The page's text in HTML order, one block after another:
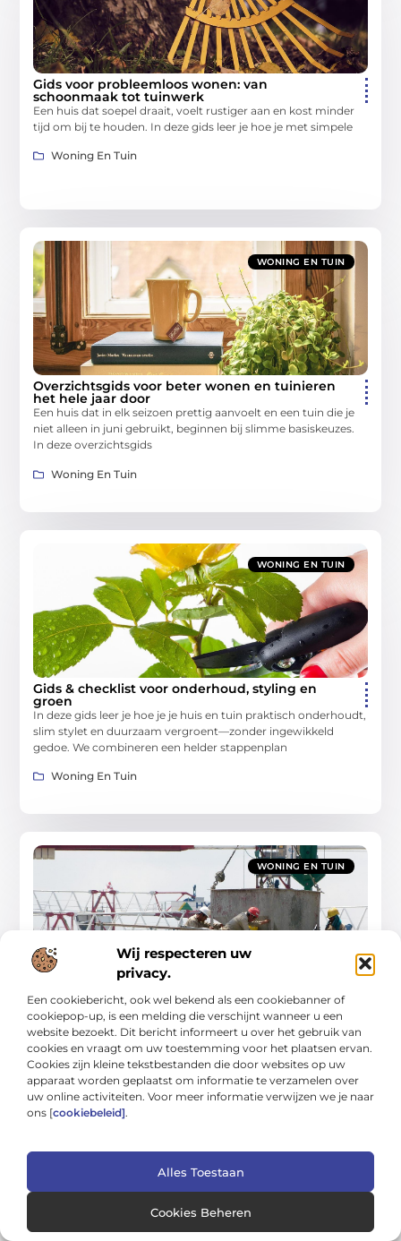
Wij respecteren uw
privacy.
Een cookiebericht, ook wel bekend als een cookiebanner of
cookiepop-up, is een melding die verschijnt wanneer u een
website bezoekt. Dit bericht informeert u over het gebruik van
cookies en vraagt om uw toestemming voor het plaatsen ervan.
Cookies zijn kleine tekstbestanden die door websites op uw
apparaat worden geplaatst om informatie te verzamelen over
uw online activiteiten. Voor meer informatie verwijzen we je naar
ons [cookiebeleid].
Alles Toestaan
Cookies Beheren
Gids voor probleemloos wonen: van
schoonmaak tot tuinwerk
Een huis dat soepel draait, voelt rustiger aan en kost minder
tijd om bij te houden. In deze gids leer je hoe je met simpele
Woning En Tuin
WONING EN TUIN
Overzichtsgids voor beter wonen en tuinieren
het hele jaar door
Een huis dat in elk seizoen prettig aanvoelt en een tuin die je
niet alleen in juni gebruikt, beginnen bij slimme basiskeuzes.
In deze overzichtsgids
Woning En Tuin
WONING EN TUIN
Gids & checklist voor onderhoud, styling en
groen
In deze gids leer je hoe je je huis en tuin praktisch onderhoudt,
slim stylet en duurzaam vergroent—zonder ingewikkeld
gedoe. We combineren een helder stappenplan
Woning En Tuin
WONING EN TUIN
comfortabel wonen
In deze gids leer je hoe je stap voor stap een huis en tuin
creëert die schoon, veilig en comfortabel aanvoelen—zonder
te vervallen in snelle
Woning En Tuin